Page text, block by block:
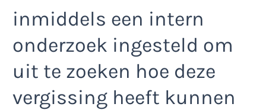
inmiddels een intern
onderzoek ingesteld om
uit te zoeken hoe deze
vergissing heeft kunnen